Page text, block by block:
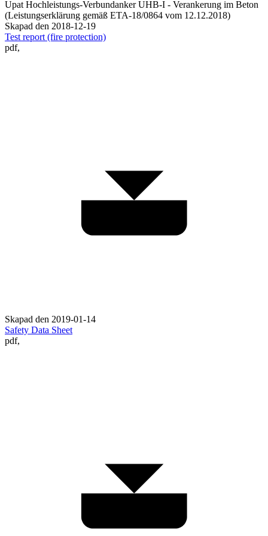
Upat Hochleistungs-Verbundanker UHB-I - Verankerung im Beton
(Leistungserklärung gemäß ETA-18/0864 vom 12.12.2018)
Skapad den 2018-12-19
Test report (fire protection)
pdf,
Skapad den 2019-01-14
Safety Data Sheet
pdf,